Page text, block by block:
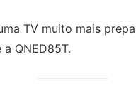
TV muito mais
QNED85T.